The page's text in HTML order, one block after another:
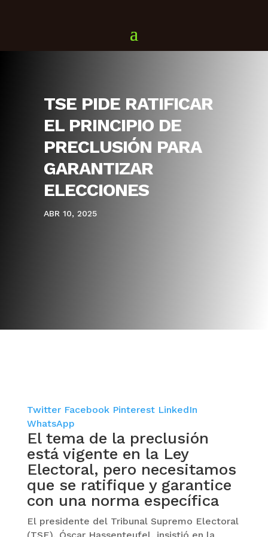
TSE PIDE RATIFICAR
EL PRINCIPIO DE
PRECLUSIÓN PARA
GARANTIZAR
ELECCIONES
ABR 10, 2025
Twitter Facebook Pinterest LinkedIn
WhatsApp
El tema de la preclusión
está vigente en la Ley
Electoral, pero necesitamos
que se ratifique y garantice
con una norma específica
El presidente del Tribunal Supremo Electoral